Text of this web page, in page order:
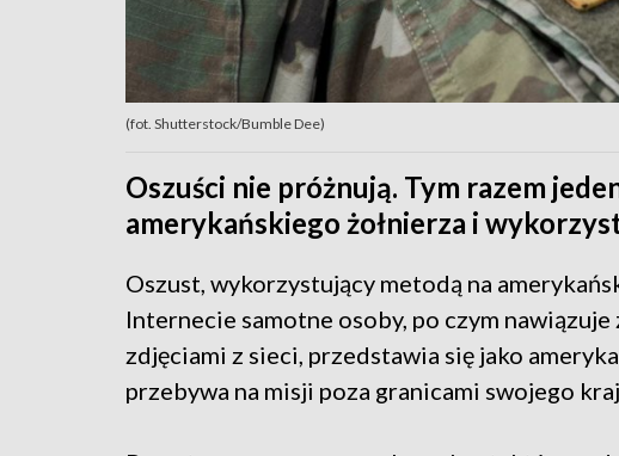
(fot. Shutterstock/Bumble Dee)
Oszuści nie próżnują. Tym razem
amerykańskiego żołnierza i
Oszust, wykorzystujący metodą na
Internecie samotne osoby, po czym
zdjęciami z sieci, przedstawia się jako
przebywa na misji poza granicami swojego